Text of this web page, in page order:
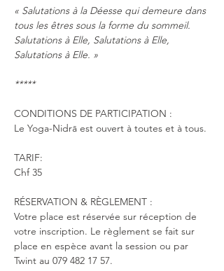
« Salutations à la Déesse qui demeure dans
tous les êtres sous la forme du sommeil.
Salutations à Elle, Salutations à Elle,
Salutations à Elle. »
*****
CONDITIONS DE PARTICIPATION :
Le Yoga-Nidrā est ouvert à toutes et à tous.
TARIF:
Chf 35
RÉSERVATION & RÈGLEMENT :
Votre place est réservée sur réception de
votre inscription. Le règlement se fait sur
place en espèce avant la session ou par
Twint au 079 482 17 57.